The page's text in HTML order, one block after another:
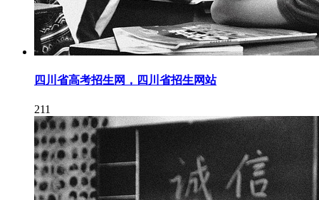
四川省高考招生网，四川省招生网站
211